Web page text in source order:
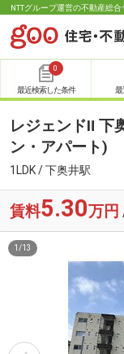
NTTグループ運営の不動産総
0
最近検索した条件 最
レジェンドⅡ 下
ン・アパート)
1LDK / 下奥井駅
賃料5.30万円
1 /13